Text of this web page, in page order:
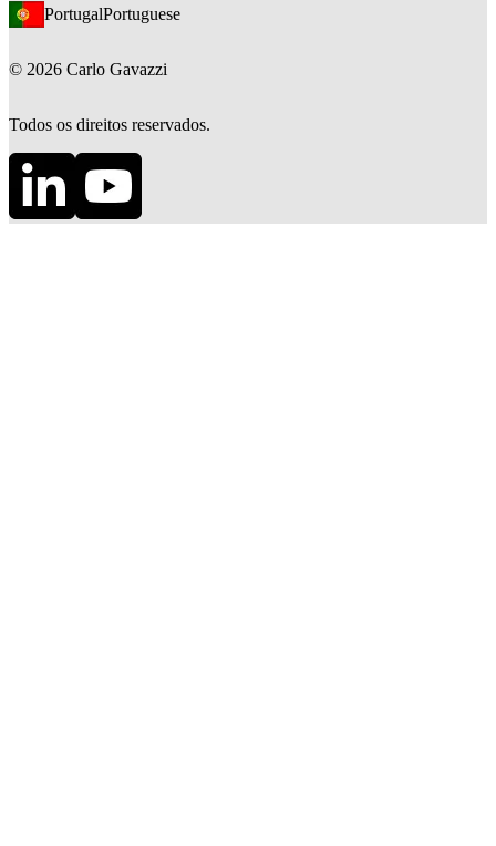
PortugalPortuguese
© 2026 Carlo Gavazzi
Todos os direitos reservados.